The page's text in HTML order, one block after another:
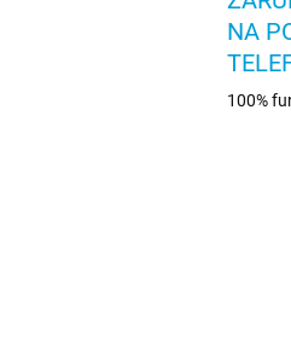
NA
100%